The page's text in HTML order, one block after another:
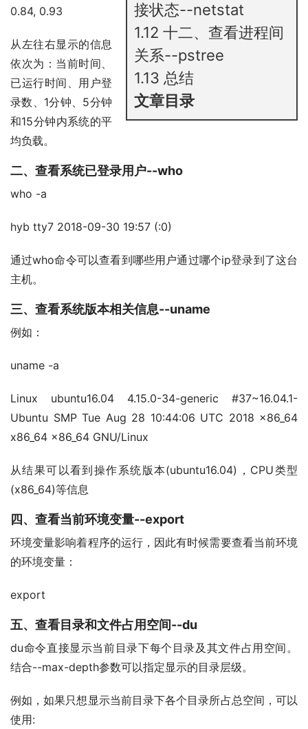
接状态--netstat
1.12 十二、查看进程间
关系--pstree
1.13 总结
文章目录
0.84, 0.93
从左往右显示的信息
依次为：当前时间、
已运行时间、用户登
录数、1分钟、5分钟
和15分钟内系统的平
均负载。
二、查看系统已登录用户--who
who -a
hyb tty7 2018-09-30 19:57 (:0)
通过who命令可以查看到哪些用户通过哪个ip登录到了这台
主机。
三、查看系统版本相关信息--uname
例如：
uname -a
Linux ubuntu16.04 4.15.0-34-generic #37~16.04.1-
Ubuntu SMP Tue Aug 28 10:44:06 UTC 2018 x86_64
x86_64 x86_64 GNU/Linux
从结果可以看到操作系统版本(ubuntu16.04)，CPU类型
(x86_64)等信息
四、查看当前环境变量--export
环境变量影响着程序的运行，因此有时候需要查看当前环境
的环境变量：
export
五、查看目录和文件占用空间--du
du命令直接显示当前目录下每个目录及其文件占用空间。
结合--max-depth参数可以指定显示的目录层级。
例如，如果只想显示当前目录下各个目录所占总空间，可以
使用: